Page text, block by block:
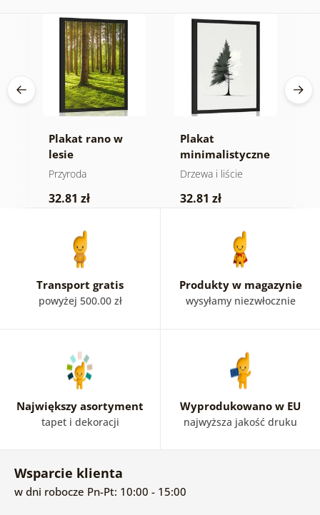
Plakat rano w
lesie
Przyroda
32.81 zł
Plakat
minimalistyczne
drzewo iglaste
Drzewa i liście
32.81 zł
Transport gratis
powyżej 500.00 zł
Produkty w magazynie
wysyłamy niezwłocznie
Największy asortyment
tapet i dekoracji
Wyprodukowano w EU
najwyższa jakość druku
Wsparcie klienta
w dni robocze Pn-Pt: 10:00 - 15:00